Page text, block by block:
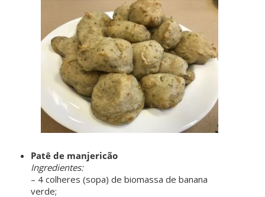
Patê de manjericão
Ingredientes:
– 4 colheres (sopa) de biomassa de banana
verde;